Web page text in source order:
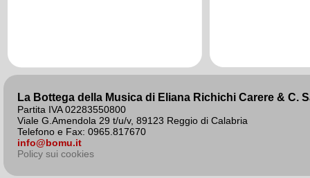
La Bottega della Musica di Eliana Richichi Carere & C.
Partita IVA 02283550800
Viale G.Amendola 29 t/u/v, 89123 Reggio di Calabria
Telefono e Fax: 0965.817670
info@bomu.it
Policy sui cookies